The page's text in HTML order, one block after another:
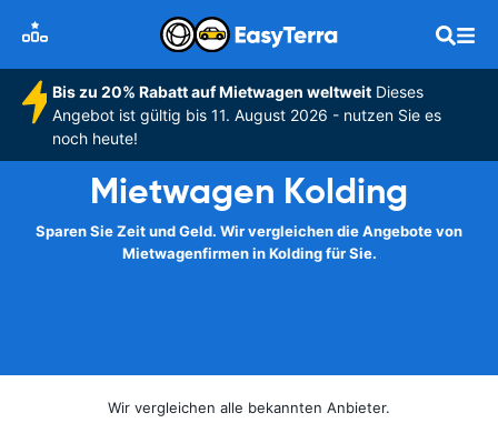
Bis zu 20% Rabatt auf Mietwagen weltweitDieses
Angebot ist gültig bis 11. August 2026 - nutzen Sie es
noch heute!
Mietwagen Kolding
Sparen Sie Zeit und Geld. Wir vergleichen die Angebote von
Mietwagenfirmen in Kolding für Sie.
Wir vergleichen alle bekannten Anbieter.